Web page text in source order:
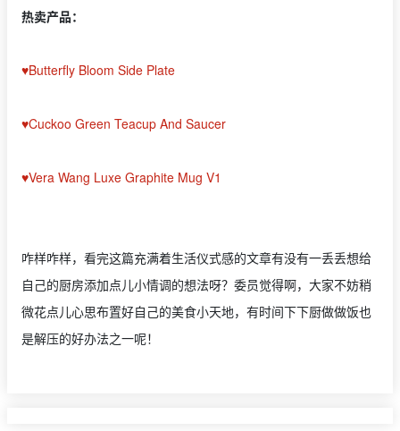
热卖产品：
♥Butterfly Bloom Side Plate
♥Cuckoo Green Teacup And Saucer
♥Vera Wang Luxe Graphite Mug V1
咋样咋样，看完这篇充满着生活仪式感的文章有没有一丢丢想给
自己的厨房添加点儿小情调的想法呀？委员觉得啊，大家不妨稍
微花点儿心思布置好自己的美食小天地，有时间下下厨做做饭也
是解压的好办法之一呢！